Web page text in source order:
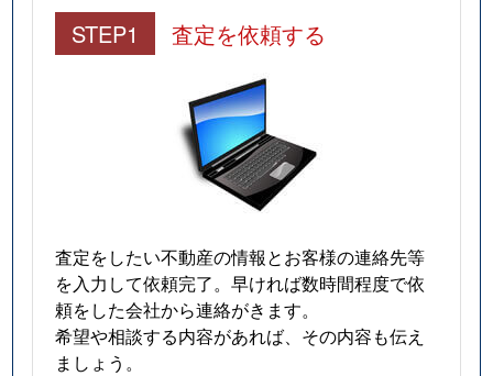
STEP1 査定を依頼する
査定をしたい不動産の情報とお客様の連絡先等
を入力して依頼完了。早ければ数時間程度で依
頼をした会社から連絡がきます。
希望や相談する内容があれば、その内容も伝え
ましょう。